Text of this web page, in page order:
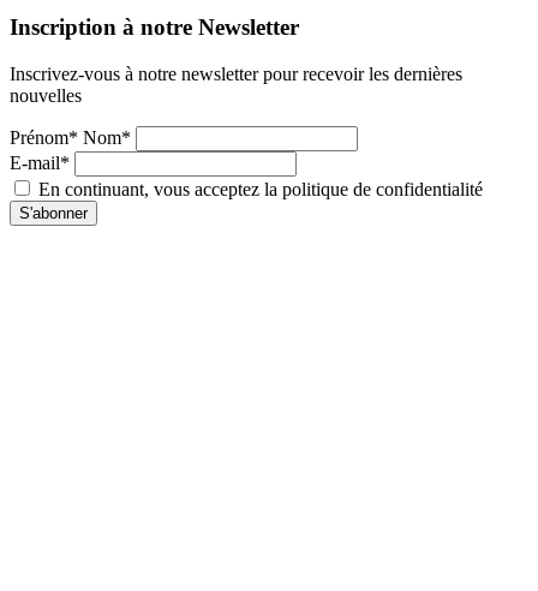
Inscription à notre Newsletter
Inscrivez-vous à notre newsletter pour recevoir les dernières
nouvelles
Prénom* Nom*
E-mail*
En continuant, vous acceptez la politique de confidentialité